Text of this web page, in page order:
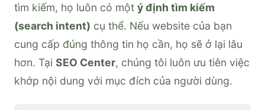
tìm kiếm, họ luôn có một ý định tìm kiếm
(search intent) cụ thể. Nếu website của bạn
cung cấp đúng thông tin họ cần, họ sẽ ở lại lâu
hơn. Tại SEO Center, chúng tôi luôn ưu tiên việc
khớp nội dung với mục đích của người dùng.